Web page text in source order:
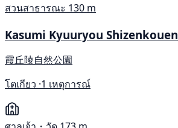
สวนสาธารณะ 130 m
Kasumi Kyuuryou Shizenkouen
霞丘陵自然公園
โตเกียว ·1 เหตุการณ์